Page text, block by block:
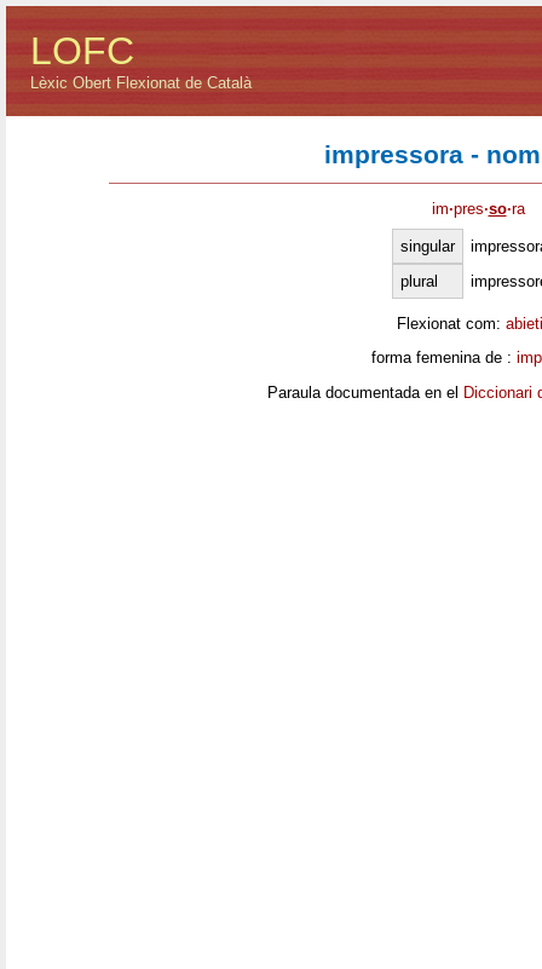
LOFC
Lèxic Obert Flexionat de Català
impressora -
im·pres·so·ra
singular
plural
Flexionat com:
forma femenina de :
Paraula documentada en el Diccionari